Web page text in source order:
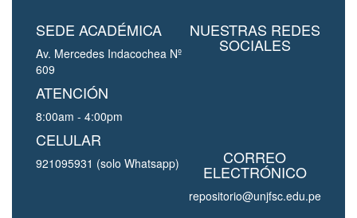
SEDE ACADÉMICA
Av. Mercedes Indacochea Nº
609
ATENCIÓN
8:00am - 4:00pm
CELULAR
921095931 (solo Whatsapp)
NUESTRAS REDES
SOCIALES
CORREO
ELECTRÓNICO
repositorio@unjfsc.edu.pe